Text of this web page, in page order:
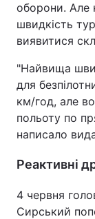
оборони. Але
швидкість
виявитися
"Найвища
для
км/год, але
польоту по
написало
Реактивні
4 червня
Сирський